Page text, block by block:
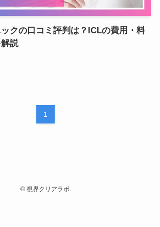
クの口コミ評判は？ICLの費用・料
説
1
©視界クリアラボ.